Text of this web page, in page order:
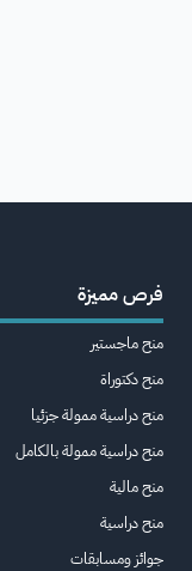
فرص مميزة
منح ماجستير
منح دكتوراة
منح دراسية ممولة جزئيا
منح دراسية ممولة بالكامل
منح مالية
منح دراسية
جوائز ومسابقات